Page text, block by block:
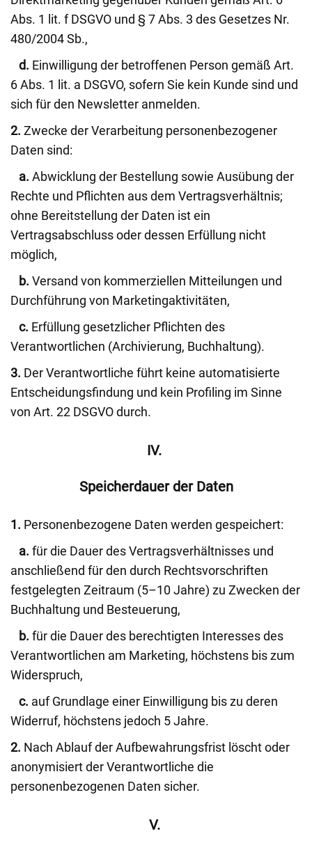
Abs. 1 lit. f DSGVO und § 7 Abs. 3 des Gesetzes Nr.
480/2004 Sb.,
d. Einwilligung der betroffenen Person gemäß Art.
6 Abs. 1 lit. a DSGVO, sofern Sie kein Kunde sind und
sich für den Newsletter anmelden.
2. Zwecke der Verarbeitung personenbezogener
Daten sind:
a. Abwicklung der Bestellung sowie Ausübung der
Rechte und Pflichten aus dem Vertragsverhältnis;
ohne Bereitstellung der Daten ist ein
Vertragsabschluss oder dessen Erfüllung nicht
möglich,
b. Versand von kommerziellen Mitteilungen und
Durchführung von Marketingaktivitäten,
c. Erfüllung gesetzlicher Pflichten des
Verantwortlichen (Archivierung, Buchhaltung).
3. Der Verantwortliche führt keine automatisierte
Entscheidungsfindung und kein Profiling im Sinne
von Art. 22 DSGVO durch.
IV.
Speicherdauer der Daten
1. Personenbezogene Daten werden gespeichert:
a. für die Dauer des Vertragsverhältnisses und
anschließend für den durch Rechtsvorschriften
festgelegten Zeitraum (5–10 Jahre) zu Zwecken der
Buchhaltung und Besteuerung,
b. für die Dauer des berechtigten Interesses des
Verantwortlichen am Marketing, höchstens bis zum
Widerspruch,
c. auf Grundlage einer Einwilligung bis zu deren
Widerruf, höchstens jedoch 5 Jahre.
2. Nach Ablauf der Aufbewahrungsfrist löscht oder
anonymisiert der Verantwortliche die
personenbezogenen Daten sicher.
V.